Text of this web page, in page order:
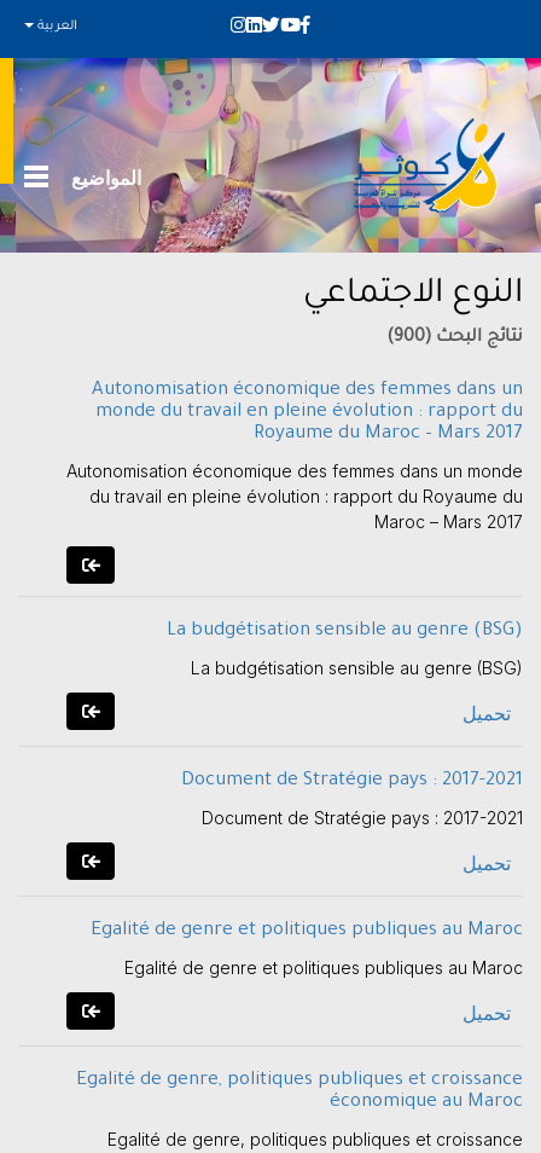
العربية
المواضيع
النوع الاجتماعي
نتائج البحث (900)
Autonomisation économique des femmes dans un
monde du travail en pleine évolution : rapport du
Royaume du Maroc – Mars 2017
Autonomisation économique des femmes dans un monde
du travail en pleine évolution : rapport du Royaume du
Maroc – Mars 2017
La budgétisation sensible au genre (BSG)
La budgétisation sensible au genre (BSG)
تحميل
Document de Stratégie pays : 2017-2021
Document de Stratégie pays : 2017-2021
تحميل
Egalité de genre et politiques publiques au Maroc
Egalité de genre et politiques publiques au Maroc
تحميل
Egalité de genre, politiques publiques et croissance
économique au Maroc
Egalité de genre, politiques publiques et croissance